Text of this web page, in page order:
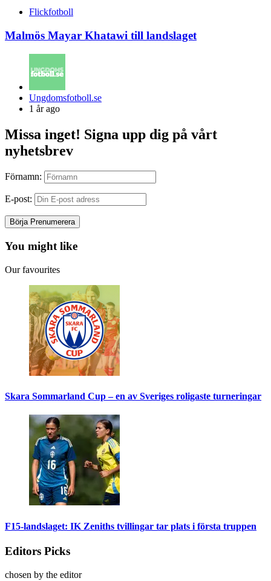
Flickfotboll
Malmös Mayar Khatawi till landslaget
Posted
by
Ungdomsfotboll.se
1 år ago
Missa inget! Signa upp dig på vårt
nyhetsbrev
Förnamn:
E-post:
You might like
Our favourites
Skara Sommarland Cup – en av Sveriges roligaste turneringar
F15-landslaget: IK Zeniths tvillingar tar plats i första truppen
Editors Picks
chosen by the editor